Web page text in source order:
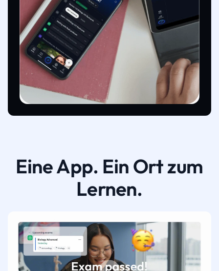
Eine App. Ein Ort zum
Lernen.